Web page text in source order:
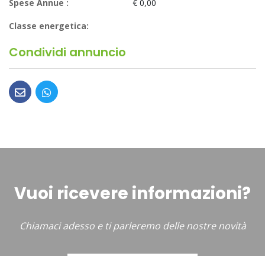
Spese Annue : € 0,00
Classe energetica:
Condividi annuncio
Vuoi ricevere informazioni?
Chiamaci adesso e ti parleremo delle nostre novità